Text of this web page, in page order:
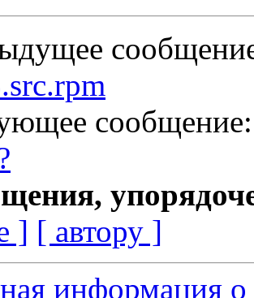
] [ автору ]
информация о